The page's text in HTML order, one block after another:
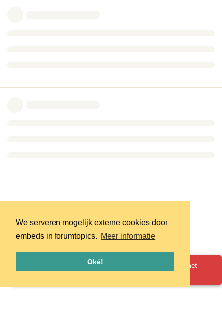
We serveren mogelijk externe cookies door
embeds in forumtopics. Meer informatie
Oké!
Oeps! Er is iets misgegaan. Herlaad de pagina en probeer het
opnieuw.